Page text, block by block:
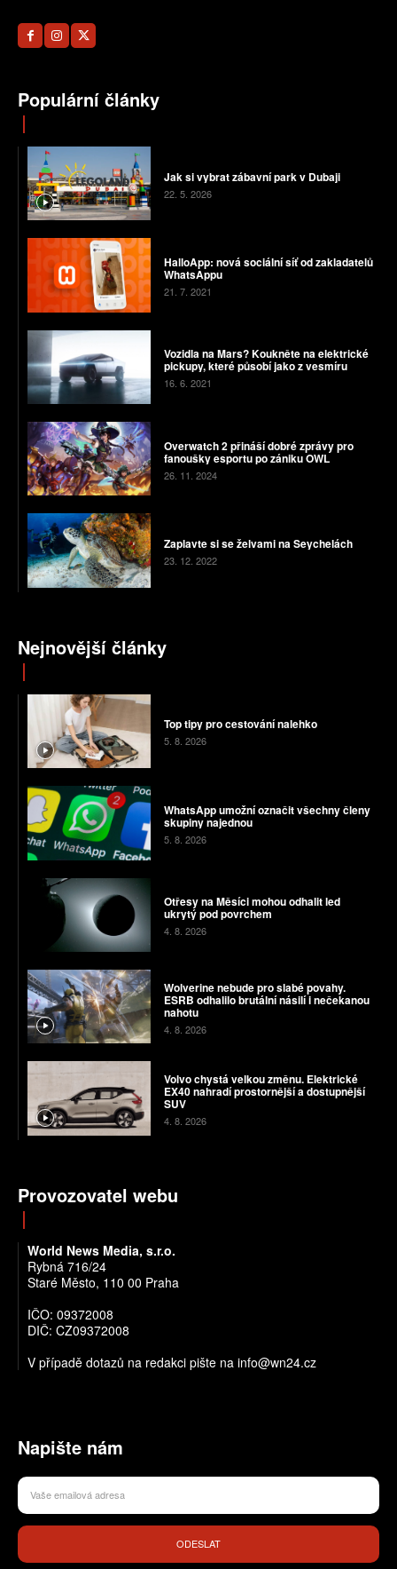
Populární články
Jak si vybrat zábavní park v Dubaji
22. 5. 2026
HalloApp: nová sociální síť od zakladatelů
WhatsAppu
21. 7. 2021
Vozidla na Mars? Koukněte na elektrické
pickupy, které působí jako z vesmíru
16. 6. 2021
Overwatch 2 přináší dobré zprávy pro
fanoušky esportu po zániku OWL
26. 11. 2024
Zaplavte si se želvami na Seychelách
23. 12. 2022
Nejnovější články
Top tipy pro cestování nalehko
5. 8. 2026
WhatsApp umožní označit všechny členy
skupiny najednou
5. 8. 2026
Otřesy na Měsíci mohou odhalit led
ukrytý pod povrchem
4. 8. 2026
Wolverine nebude pro slabé povahy.
ESRB odhalilo brutální násilí i nečekanou
nahotu
4. 8. 2026
Volvo chystá velkou změnu. Elektrické
EX40 nahradí prostornější a dostupnější
SUV
4. 8. 2026
Provozovatel webu
World News Media, s.r.o.
Rybná 716/24
Staré Město, 110 00 Praha
IČO: 09372008
DIČ: CZ09372008
V případě dotazů na redakci pište na info@wn24.cz
Napište nám
ODESLAT